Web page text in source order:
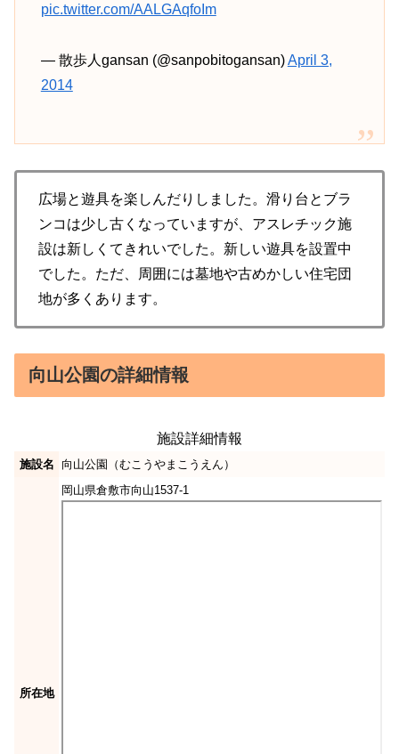
pic.twitter.com/AALGAqfoIm
— 散歩人gansan (@sanpobitogansan)April 3,
2014
広場と遊具を楽しんだりしました。滑り台とブラ
ンコは少し古くなっていますが、アスレチック施
設は新しくてきれいでした。新しい遊具を設置中
でした。ただ、周囲には墓地や古めかしい住宅団
地が多くあります。
向山公園の詳細情報
施設詳細情報
施設名 向山公園（むこうやまこうえん）
所在地
岡山県倉敷市向山1537-1